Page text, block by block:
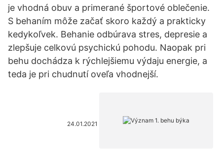
je vhodná obuv a primerané športové oblečenie.
S behaním môže začať skoro každý a prakticky
kedykoľvek. Behanie odbúrava stres, depresie a
zlepšuje celkovú psychickú pohodu. Naopak pri
behu dochádza k rýchlejšiemu výdaju energie, a
teda je pri chudnutí oveľa vhodnejší.
24.01.2021